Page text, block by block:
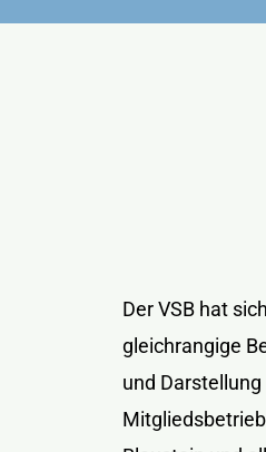
Der VSB hat
gleichrangige
und Darstellung